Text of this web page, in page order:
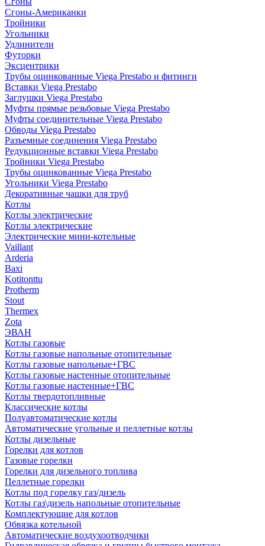
Сгоны-Американки
Тройники
Угольники
Удлинители
Футорки
Эксцентрики
Трубы оцинкованные Viega Prestabo и фитинги
Вставки Viega Prestabo
Заглушки Viega Prestabo
Муфты прямые резьбовые Viega Prestabo
Муфты соединительные Viega Prestabo
Обводы Viega Prestabo
Разъемные соединения Viega Prestabo
Редукционные вставки Viega Prestabo
Тройники Viega Prestabo
Трубы оцинкованные Viega Prestabo
Угольники Viega Prestabo
Декоративные чашки для труб
Котлы
Котлы электрические
Котлы электрические
Электрические мини-котельные
Vaillant
Arderia
Baxi
Kotitonttu
Protherm
Stout
Thermex
Zota
ЭВАН
Котлы газовые
Котлы газовые напольные отопительные
Котлы газовые напольные+ГВС
Котлы газовые настенные отопительные
Котлы газовые настенные+ГВС
Котлы твердотопливные
Классические котлы
Полуавтоматические котлы
Автоматические угольные и пеллетные котлы
Котлы дизельные
Горелки для котлов
Газовые горелки
Горелки для дизельного топлива
Пеллетные горелки
Котлы под горелку газ/дизель
Котлы газ\дизель напольные отопительные
Комплектующие для котлов
Обвязка котельной
Автоматические воздухоотводчики